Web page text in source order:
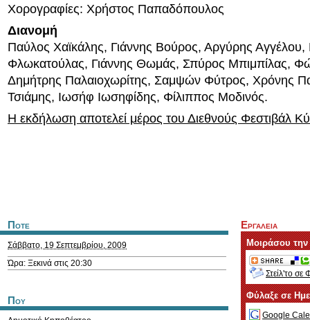
Χορογραφίες: Χρήστος Παπαδόπουλος
Διανομή
Παύλος Χαϊκάλης, Γιάννης Βούρος, Αργύρης
Φλωκατούλας, Γιάννης Θωμάς, Σπύρος Μπιμπίλας,
Δημήτρης Παλαιοχωρίτης, Σαμψών Φύτρος, Χρόνης
Τσιάμης, Ιωσήφ Ιωσηφίδης, Φίλιππος Μοδινός.
Η εκδήλωση αποτελεί μέρος του Διεθνούς Φεστιβάλ
Ποτε
Σάββατο, 19 Σεπτεμβρίου, 2009
Ώρα: Ξεκινά στις 20:30
Που
Εργαλεια
Μοιράσου
Στείλ'το σε
Φύλαξε σε
Google